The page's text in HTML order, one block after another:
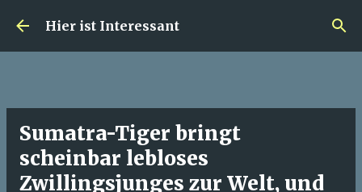
Direkt zum Hauptbereich
Hier ist Interessant
Sumatra-Tiger bringt
scheinbar lebloses
Zwillingsjunges zur Welt, und